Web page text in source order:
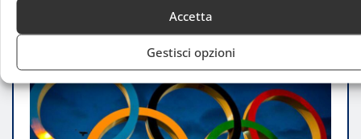
Accetta
Gestisci opzioni